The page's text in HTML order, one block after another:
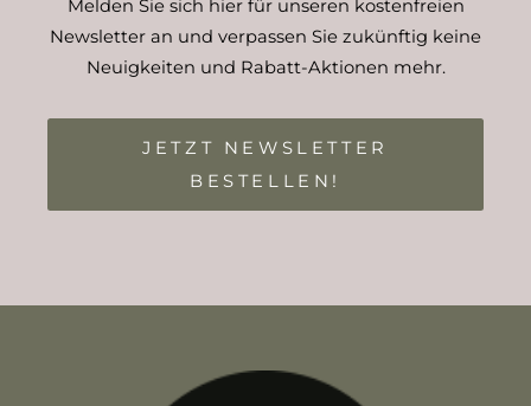
Melden Sie sich hier für unseren kostenfreien
Newsletter an und verpassen Sie zukünftig keine
Neuigkeiten und Rabatt-Aktionen mehr.
JETZT NEWSLETTER
BESTELLEN!